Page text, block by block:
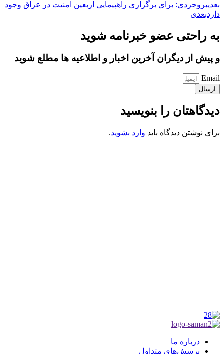
بعدیبروجردی: برای برگزاری راهپیمایی اربعین امنیت در عراق وجود
داردبعدی
به راحتی عضو خبرنامه شوید
و پیش از دیگران آخرین اخبار و اطلاعیه ها مطلع شوید
Email
ارسال
دیدگاهتان را بنویسید
برای نوشتن دیدگاه باید وارد بشوید.
درباره ما
پرسش‌های متداول